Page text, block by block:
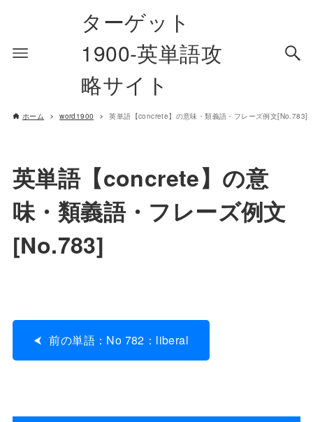
ターゲット
1900-英単語攻
略サイト
ホーム word1900 英単語【concrete】の意味・類義語・フレーズ例文[No.783]
英単語【concrete】の意
味・類義語・フレーズ例文
[No.783]
前の単語：No 782：liberal